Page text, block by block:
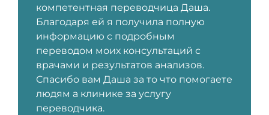
компетентная переводчица Даша.
Благодаря ей я получила полную
информацию с подробным
переводом моих консультаций с
врачами и результатов анализов.
Спасибо вам Даша за то что помогаете
людям а клинике за услугу
переводчика.